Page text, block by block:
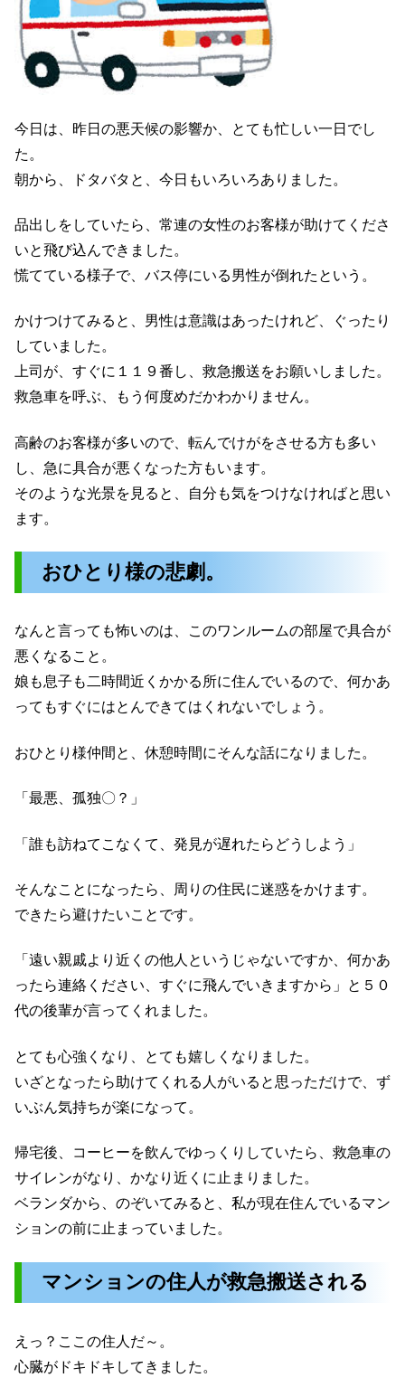
今日は、昨日の悪天候の影響か、とても忙しい一日でし
た。
朝から、ドタバタと、今日もいろいろありました。
品出しをしていたら、常連の女性のお客様が助けてくださ
いと飛び込んできました。
慌てている様子で、バス停にいる男性が倒れたという。
かけつけてみると、男性は意識はあったけれど、ぐったり
していました。
上司が、すぐに１１９番し、救急搬送をお願いしました。
救急車を呼ぶ、もう何度めだかわかりません。
高齢のお客様が多いので、転んでけがをさせる方も多い
し、急に具合が悪くなった方もいます。
そのような光景を見ると、自分も気をつけなければと思い
ます。
おひとり様の悲劇。
なんと言っても怖いのは、このワンルームの部屋で具合が
悪くなること。
娘も息子も二時間近くかかる所に住んでいるので、何かあ
ってもすぐにはとんできてはくれないでしょう。
おひとり様仲間と、休憩時間にそんな話になりました。
「最悪、孤独〇？」
「誰も訪ねてこなくて、発見が遅れたらどうしよう」
そんなことになったら、周りの住民に迷惑をかけます。
できたら避けたいことです。
「遠い親戚より近くの他人というじゃないですか、何かあ
ったら連絡ください、すぐに飛んでいきますから」と５０
代の後輩が言ってくれました。
とても心強くなり、とても嬉しくなりました。
いざとなったら助けてくれる人がいると思っただけで、ず
いぶん気持ちが楽になって。
帰宅後、コーヒーを飲んでゆっくりしていたら、救急車の
サイレンがなり、かなり近くに止まりました。
ベランダから、のぞいてみると、私が現在住んでいるマン
ションの前に止まっていました。
マンションの住人が救急搬送される
えっ？ここの住人だ～。
心臓がドキドキしてきました。